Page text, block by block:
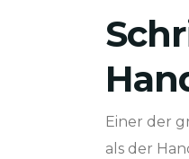
Einer der
als der